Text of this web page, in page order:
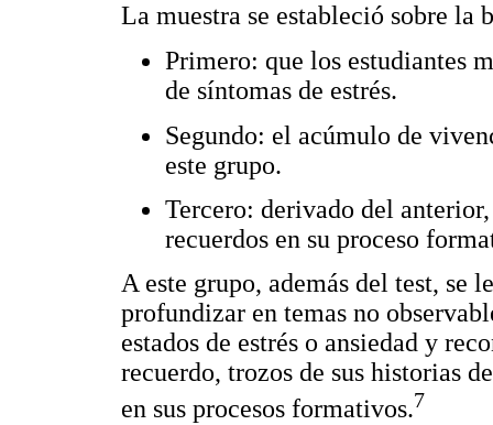
La muestra se estableció sobre la
Primero: que los estudiantes
de síntomas de estrés.
Segundo: el acúmulo de
este grupo.
Tercero: derivado del
recuerdos en su proceso
A este grupo, además del test, se
profundizar en temas no
estados de estrés o ansiedad y
recuerdo, trozos de sus historias
en sus procesos formativos.7